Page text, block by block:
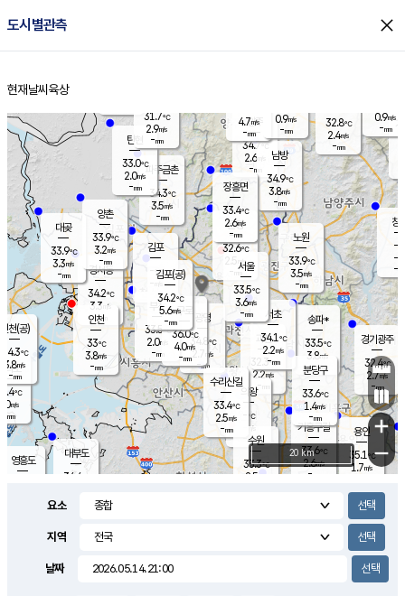
도시별관측 close
홈
현재날씨 육상
의도
℃
m/s
mm
영흥도
양주
34.7℃
2.6
-mm
과천
32.3℃
2.2m/s
- mm
용인
35.1℃
1.7m/s
경기광주
32.4℃
2.7m/s
-mm
2.6m/s
대부도
34.4
경서동
34.2℃
3.3 m/s
-mm
파주금촌
34.3℃
3.5m/s
-mm
32.8℃
2.4m/s
-mm
대곶
33.9℃
3.3m/s
-mm
창
-
-m/
-
탄현
33.0℃
2.0m/s
-mm
0.9m/s
-mm
의왕
- ℃
m/s
mm
김포
- ℃
-m/s
mm
광명
34.8 ℃
2.7 m/s
-mm
부천
33.5℃
2.0m/s
-mm
양촌
33.9℃
3.2m/s
-mm
구로
36.0℃
4.0m/s
-mm
은평
32.6℃
2.5 m/s
- mm
노원
33.9℃
3.5m/s
-mm
송파*
33.5℃
3.8m/s
-mm
서초
34.1℃
2.2m/s
-mm
남방
34.9℃
3.8m/s
-mm
기흥구갈
33.6℃
2.6m/s
-
수리산길
33.4℃
2.5m/s
-mm
분당구
33.6℃
1.4m/s
-mm
장흥면
33.4℃
2.6m/s
-mm
4.7m/s
-mm
인천(공)
34.3℃
3.8m/s
-mm
김포(공)
34.2℃
5.6m/s
-mm
수원
33.3℃
2.5 m/s
인천
33℃
3.8m/s
-mm
서울
33.5℃
3.6m/s
-mm
31.7℃
2.9m/s
-mm
0.9m/s
-mm
+
−
20 km
요소
지역
날짜